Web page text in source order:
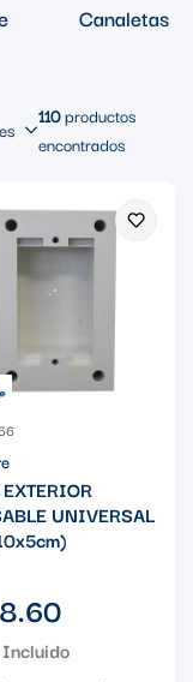
Canaletas
110productos
encontrados
UNIVERSAL